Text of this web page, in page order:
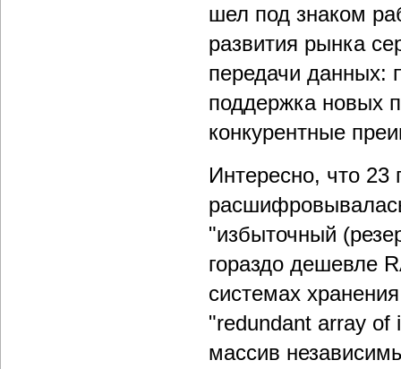
шел под знаком
развития рынка
передачи данных:
поддержка новых
конкурентные
Интересно, что 23
"избыточный
гораздо дешевле
системах
"redundant array of
массив